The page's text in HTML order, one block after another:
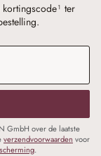
ter
GmbH over de laatste
verzendvoorwaarden voor
.